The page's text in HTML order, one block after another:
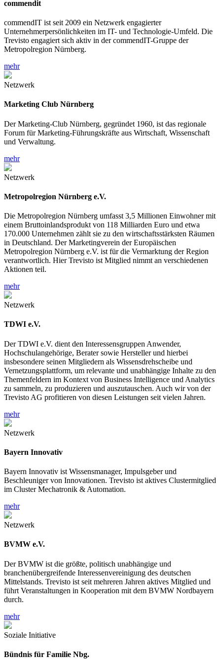
commendit
commendIT ist seit 2009 ein Netzwerk engagierter
Unternehmerpersönlichkeiten im IT- und Technologie-Umfeld. Die
Trevisto engagiert sich aktiv in der commendIT-Gruppe der
Metropolregion Nürnberg.
mehr
Netzwerk
Marketing Club Nürnberg
Der Marketing-Club Nürnberg, gegründet 1960, ist das regionale
Forum für Marketing-Führungskräfte aus Wirtschaft, Wissenschaft
und Verwaltung.
mehr
Netzwerk
Metropolregion Nürnberg e.V.
Die Metropolregion Nürnberg umfasst 3,5 Millionen Einwohner mit
einem Bruttoinlandsprodukt von 118 Milliarden Euro und etwa
170.000 Unternehmen zählt sie zu den wirtschaftsstärksten Räumen
in Deutschland. Der Marketingverein der Europäischen
Metropolregion Nürnberg e.V. ist für die Vermarktung der Region
verantwortlich. Hier Trevisto ist Mitglied nimmt an verschiedenen
Aktionen teil.
mehr
Netzwerk
TDWI e.V.
Der TDWI e.V. dient den Interessensgruppen Anwender,
Hochschulangehörige, Berater sowie Hersteller und hierbei
insbesondere seinen Mitgliedern als Wissensdrehscheibe und
Vernetzungsplattform, um relevante und unabhängige Inhalte zu den
Themenfeldern im Kontext von Business Intelligence und Analytics
zu sammeln, zu produzieren und auszutauschen. Auch wir von der
Trevisto AG profitieren von diesen Leistungen seit vielen Jahren.
mehr
Netzwerk
Bayern Innovativ
Bayern Innovativ ist Wissensmanager, Impulsgeber und
Beschleuniger von Innovationen. Trevisto ist aktives Clustermitglied
im Cluster Mechatronik & Automation.
mehr
Netzwerk
BVMW e.V.
Der BVMW ist die größte, politisch unabhängige und
branchenübergreifende Interessenvereinigung des deutschen
Mittelstands. Trevisto ist seit mehreren Jahren aktives Mitglied und
führt Veranstaltungen in Kooperation mit dem BVMW Nordbayern
durch.
mehr
Soziale Initiative
Bündnis für Familie Nbg.